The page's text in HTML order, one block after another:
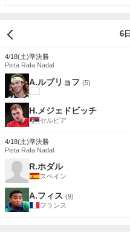
4/18(土)準決勝
Pista Rafa Nadal
A.ルブリョフ (5)
H.メジェドビッチ
セルビア
4/18(土)準決勝
Pista Rafa Nadal
R.ホダル
スペイン
A.フィス (9)
フランス